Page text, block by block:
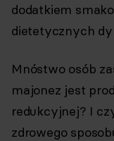
dodatkiem
dietetycznych
Mnóstwo osób
majonez jest
redukcyjnej? I
zdrowego